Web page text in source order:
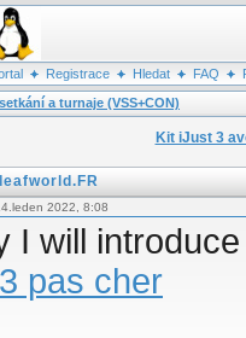
Registrace Hledat FAQ
a turnaje (VSS+CON)
Kit iJust 3
2022, 8:08
I will
pas cher